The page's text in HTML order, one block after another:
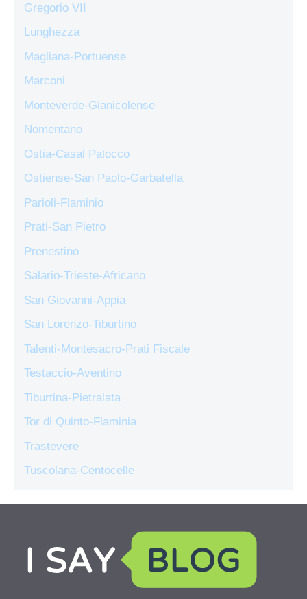
Gregorio VII
Lunghezza
Magliana-Portuense
Marconi
Monteverde-Gianicolense
Nomentano
Ostia-Casal Palocco
Ostiense-San Paolo-Garbatella
Parioli-Flaminio
Prati-San Pietro
Prenestino
Salario-Trieste-Africano
San Giovanni-Appia
San Lorenzo-Tiburtino
Talenti-Montesacro-Prati Fiscale
Testaccio-Aventino
Tiburtina-Pietralata
Tor di Quinto-Flaminia
Trastevere
Tuscolana-Centocelle